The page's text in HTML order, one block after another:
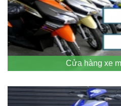
Cửa hàng xe